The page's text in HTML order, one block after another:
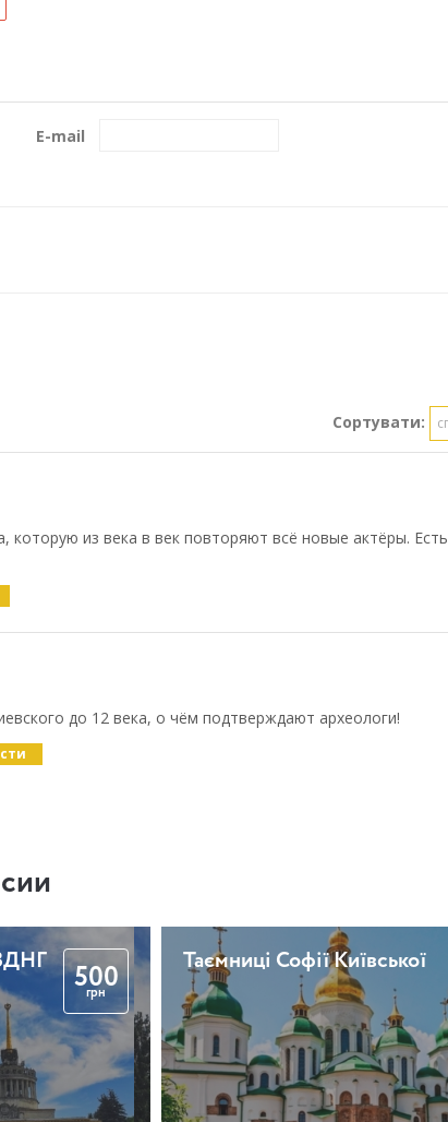
E-mail
Сортувати:
которую из века в век повторяют всё новые актёры.
до 12 века, о чём подтверждают археологи!
500
грн
Таємниці Софії Київської